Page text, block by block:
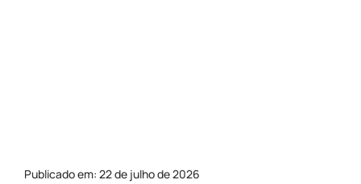
Publicado em: 22 de julho de 2026